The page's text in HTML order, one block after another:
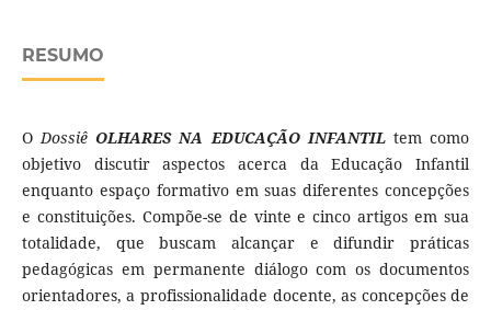
RESUMO
ODossiê OLHARES NA EDUCAÇÃO INFANTIL tem como
objetivo discutir aspectos acerca da Educação Infantil
enquanto espaço formativo em suas diferentes concepções
e constituições. Compõe-se de vinte e cinco artigos em sua
totalidade, que buscam alcançar e difundir práticas
pedagógicas em permanente diálogo com os documentos
orientadores, a profissionalidade docente, as concepções de